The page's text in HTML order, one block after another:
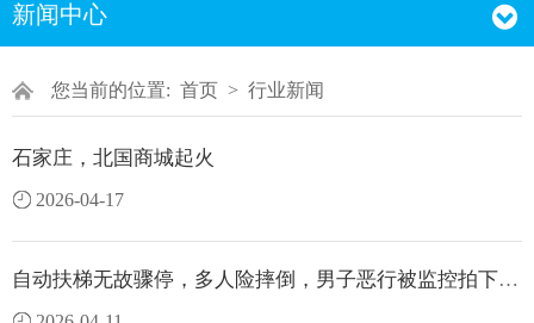
新闻中心
您当前的位置: 首页> 行业新闻
石家庄，北国商城起火
2026-04-17
自动扶梯无故骤停，多人险摔倒，男子恶行被监控拍下！别拿生命开玩笑